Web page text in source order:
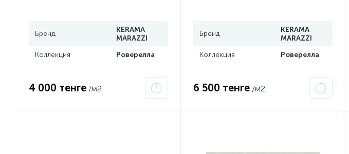
Бренд
KERAMA
MARAZZI
Коллекция
Роверелла
4 000 тенге /м2
Бренд
KERAMA
MARAZZI
Коллекция
Роверелла
6 500 тенге /м2